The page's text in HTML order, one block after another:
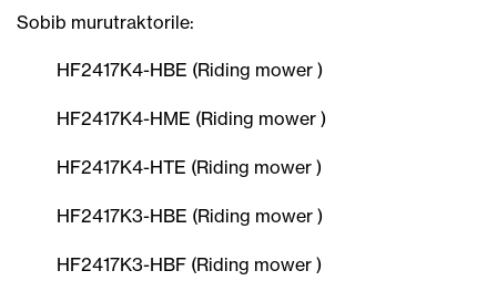
Sobib murutraktorile:
HF2417K4-HBE (Riding mower )
HF2417K4-HME (Riding mower )
HF2417K4-HTE (Riding mower )
HF2417K3-HBE (Riding mower )
HF2417K3-HBF (Riding mower )